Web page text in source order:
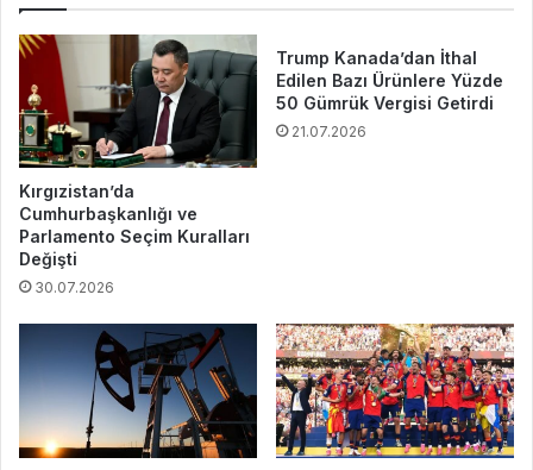
Kırgızistan’da
Cumhurbaşkanlığı ve
Parlamento Seçim Kuralları
Değişti
30.07.2026
Trump Kanada’dan İthal
Edilen Bazı Ürünlere Yüzde
50 Gümrük Vergisi Getirdi
21.07.2026